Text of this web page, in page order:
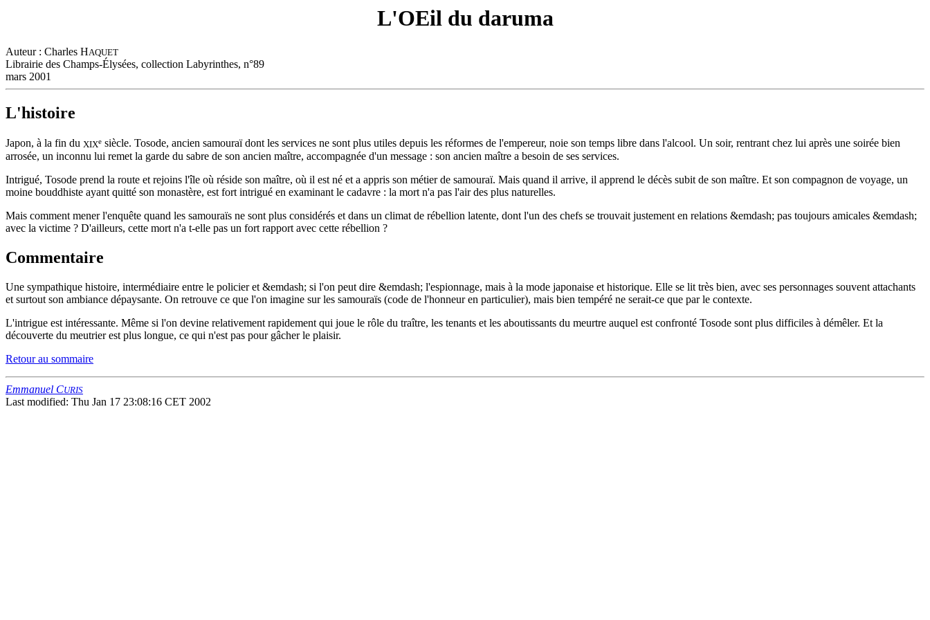
L'OEil du daruma
Auteur : Charles HAQUET
Librairie des Champs-Élysées, collection Labyrinthes, n°89
mars 2001
L'histoire
Japon, à la fin du XIXe siècle. Tosode, ancien samouraï dont les services ne sont plus utiles depuis les réformes de l'empereur, noie son temps libre dans l'alcool. Un soir, rentrant chez lui après une soirée bien
arrosée, un inconnu lui remet la garde du sabre de son ancien maître, accompagnée d'un message : son ancien maître a besoin de ses services.
Intrigué, Tosode prend la route et rejoins l'île où réside son maître, où il est né et a appris son métier de samouraï. Mais quand il arrive, il apprend le décès subit de son maître. Et son compagnon de voyage, un
moine bouddhiste ayant quitté son monastère, est fort intrigué en examinant le cadavre : la mort n'a pas l'air des plus naturelles.
Mais comment mener l'enquête quand les samouraïs ne sont plus considérés et dans un climat de rébellion latente, dont l'un des chefs se trouvait justement en relations &emdash; pas toujours amicales &emdash;
avec la victime ? D'ailleurs, cette mort n'a t-elle pas un fort rapport avec cette rébellion ?
Commentaire
Une sympathique histoire, intermédiaire entre le policier et &emdash; si l'on peut dire &emdash; l'espionnage, mais à la mode japonaise et historique. Elle se lit très bien, avec ses personnages souvent attachants
et surtout son ambiance dépaysante. On retrouve ce que l'on imagine sur les samouraïs (code de l'honneur en particulier), mais bien tempéré ne serait-ce que par le contexte.
L'intrigue est intéressante. Même si l'on devine relativement rapidement qui joue le rôle du traître, les tenants et les aboutissants du meurtre auquel est confronté Tosode sont plus difficiles à démêler. Et la
découverte du meutrier est plus longue, ce qui n'est pas pour gâcher le plaisir.
Retour au sommaire
Emmanuel CURIS
Last modified: Thu Jan 17 23:08:16 CET 2002